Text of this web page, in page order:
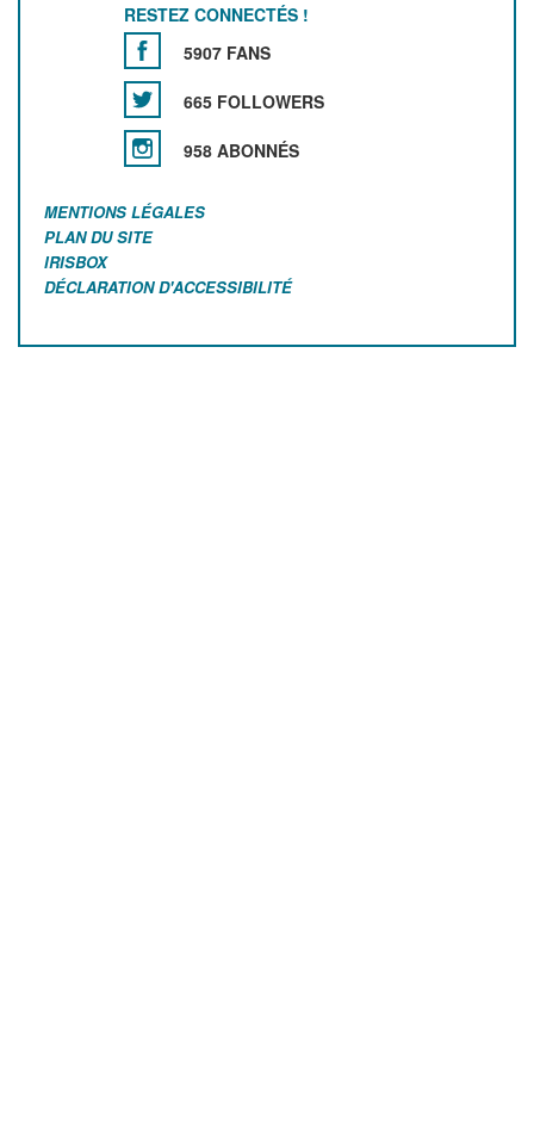
RESTEZ CONNECTÉS !
5907 FANS
665 FOLLOWERS
958 ABONNÉS
MENTIONS LÉGALES
PLAN DU SITE
IRISBOX
DÉCLARATION D'ACCESSIBILITÉ